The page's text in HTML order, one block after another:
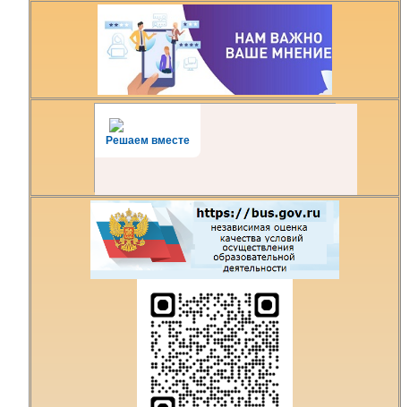
Решаем вместе
Есть предложения по
организации учебного